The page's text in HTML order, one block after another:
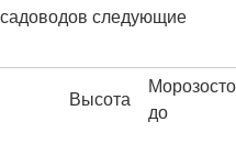
следующие
Высота
до